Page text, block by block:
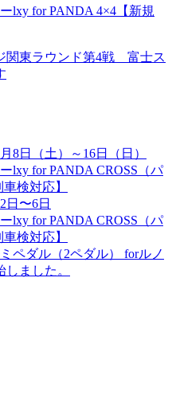
lxy for PANDA 4×4【新規
関東ラウンド第4戦 富士ス
8日（土）～16日（日）
lxy for PANDA CROSS（パ
検対応】
日〜6日
lxy for PANDA CROSS（パ
検対応】
ペダル（2ペダル） forルノ
ました。